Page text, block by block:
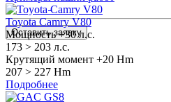
Оставить заявку
Toyota Camry V80
Мощность +30 л.с.
173 > 203 л.с.
Крутящий момент +20 Hm
207 > 227 Hm
Подробнее